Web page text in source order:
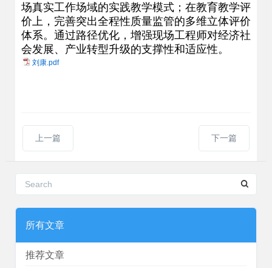
场真实工作场域的实践教学模式；在教育教学评
价上，完善突出全程性质量监管的多维立体评价
体系。通过路径优化，增强现场工程师对经济社
会发展、产业转型升级的支撑性和适应性。
刘康.pdf
上一篇 下一篇
所有文章
推荐文章